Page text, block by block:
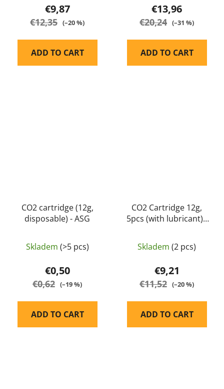
€9,87
€12,35 (–20 %)
ADD TO CART
€13,96
€20,24 (–31 %)
ADD TO CART
CO2 cartridge (12g,
disposable) - ASG
Skladem (>5 pcs)
€0,50
€0,62 (–19 %)
ADD TO CART
CO2 Cartridge 12g,
5pcs (with lubricant) -
Skladem (2 pcs)
€9,21
€11,52 (–20 %)
ADD TO CART